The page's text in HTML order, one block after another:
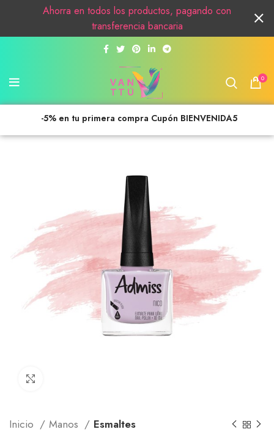
0
-5% en tu primera compra Cupón BIENVENIDA5
Inicio Manos Esmaltes
Ahorra en todos los productos, pagando con
transferencia bancaria